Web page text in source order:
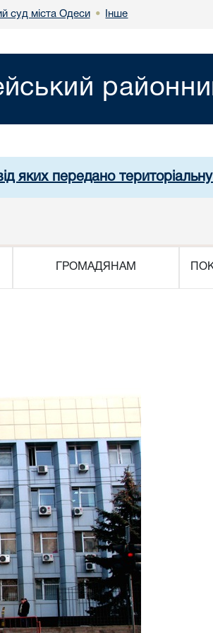
суд міста Одеси • Інше
яких передано територіальну
ГРОМАДЯНАМ